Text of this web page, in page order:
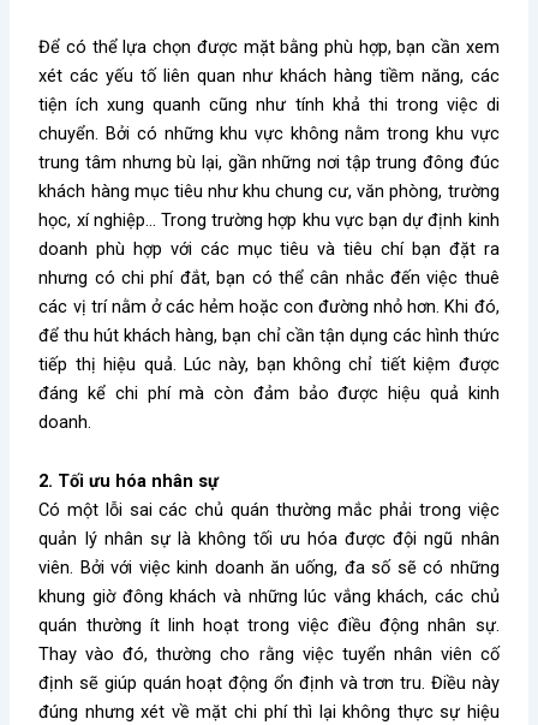
Để có thể lựa chọn được mặt bằng phù hợp, bạn cần xem
xét các yếu tố liên quan như khách hàng tiềm năng, các
tiện ích xung quanh cũng như tính khả thi trong việc di
chuyển. Bởi có những khu vực không nằm trong khu vực
trung tâm nhưng bù lại, gần những nơi tập trung đông đúc
khách hàng mục tiêu như khu chung cư, văn phòng, trường
học, xí nghiệp… Trong trường hợp khu vực bạn dự định kinh
doanh phù hợp với các mục tiêu và tiêu chí bạn đặt ra
nhưng có chi phí đắt, bạn có thể cân nhắc đến việc thuê
các vị trí nằm ở các hẻm hoặc con đường nhỏ hơn. Khi đó,
để thu hút khách hàng, bạn chỉ cần tận dụng các hình thức
tiếp thị hiệu quả. Lúc này, bạn không chỉ tiết kiệm được
đáng kể chi phí mà còn đảm bảo được hiệu quả kinh
doanh.
2. Tối ưu hóa nhân sự
Có một lỗi sai các chủ quán thường mắc phải trong việc
quản lý nhân sự là không tối ưu hóa được đội ngũ nhân
viên. Bởi với việc kinh doanh ăn uống, đa số sẽ có những
khung giờ đông khách và những lúc vắng khách, các chủ
quán thường ít linh hoạt trong việc điều động nhân sự.
Thay vào đó, thường cho rằng việc tuyển nhân viên cố
định sẽ giúp quán hoạt động ổn định và trơn tru. Điều này
đúng nhưng xét về mặt chi phí thì lại không thực sự hiệu